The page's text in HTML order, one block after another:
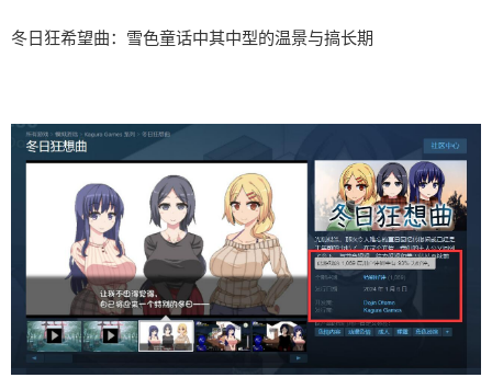
冬日狂希望曲：雪色童话中其中型的温景与搞长期